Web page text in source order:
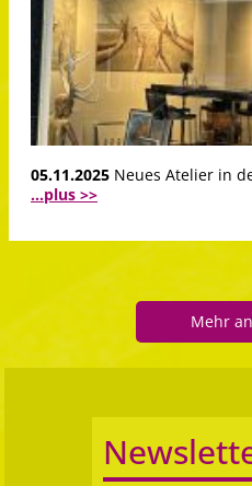
05.11.2025 Neues Atelier in
...plus >>
Mehr